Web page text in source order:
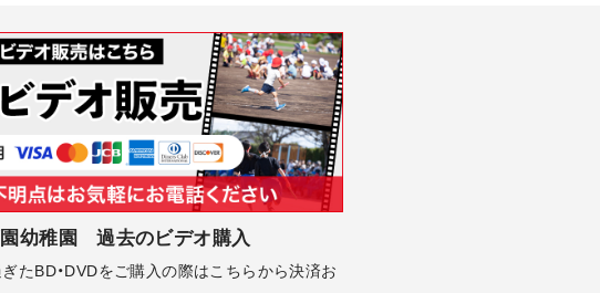
幼稚園 過去のビデオ購入
たBD・DVDをご購入の際はこちらから決済お